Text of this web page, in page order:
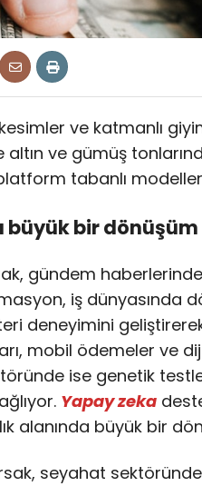
ve katmanlı
ve gümüş
tabanlı
büyük bir dönüşüm
gündem
iş dünyasında
deneyimini
mobil ödemeler ve
ise genetik
Yapay zeka
alanında büyük bir
seyahat